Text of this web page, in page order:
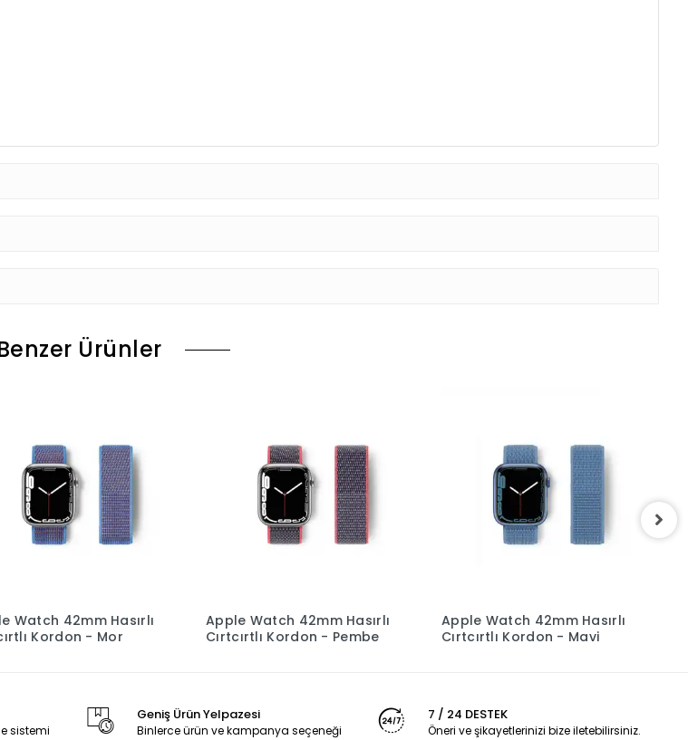
Ürünler
Watch 42mm Hasırlı
Kordon - Mor
Apple Watch 42mm Hasırlı
Cırtcırtlı Kordon - Pembe
Apple Watch 42mm Hasırlı
Cırtcırtlı Kordon - Mavi
sistemi
Geniş Ürün Yelpazesi
Binlerce ürün ve kampanya seçeneği
7 / 24 DESTEK
Öneri ve şikayetlerinizi bize iletebilirsiniz.